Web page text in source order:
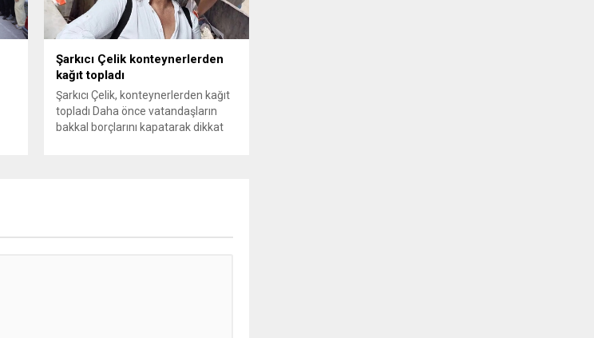
belediye binasındaki teknik
inceleme ve arama çalışmaları
devam ediyor. İstanbul’da...
Şarkıcı Çelik konteynerlerden
kağıt topladı
Şarkıcı Çelik, konteynerlerden kağıt
topladı Daha önce vatandaşların
bakkal borçlarını kapatarak dikkat
konteynerlerden kağıt topladı. Ünlü